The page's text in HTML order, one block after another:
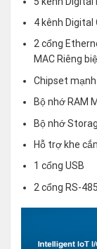
4 kênh Digital
2 cổng
MAC Riêng
Chipset
Bộ nhớ RAM
Bộ nhớ
Hỗ trợ khe
1 cổng USB
2 cổng RS-485